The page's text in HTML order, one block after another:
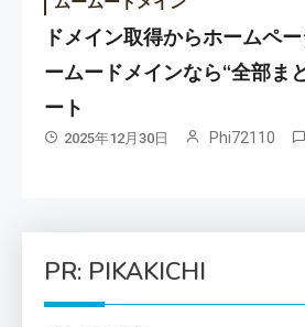
ドメイン取得からホームペ
ームードメインなら“全部ま
ート
2025年12月30日 Phi72110
PR: PIKAKICHI